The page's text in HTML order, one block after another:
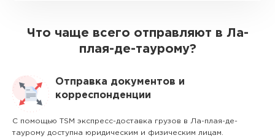
Что чаще всего отправляют в Ла-
плая-де-таурому?
Отправка документов и
корреспонденции
С помощью TSM экспресс-доставка грузов в Ла-плая-де-
таурому доступна юридическим и физическим лицам.